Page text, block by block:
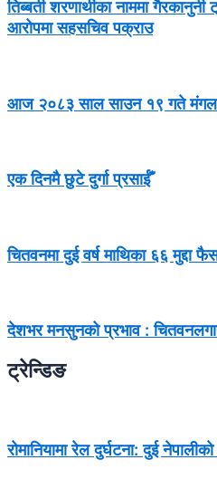
तिब्बती शरणार्थीका नाममा
आरोपमा सहसचिव पक्राउ
आज २०८३ साल साउन १९ गते
एक दिनमै छुटे दुर्गा प्रसाईँ
चितवनमा दुई वर्ष माथिका ६६ मुद्दा
देशभर मनसुनको प्रभाव :
ट्रेन्डिङ
रोमानियामा रेल दुर्घटना: दुई